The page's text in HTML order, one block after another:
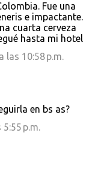
Fue una
e impactante.
cuarta cerveza
hasta mi hotel
las 10:58 p.m.
en bs as?
p.m.